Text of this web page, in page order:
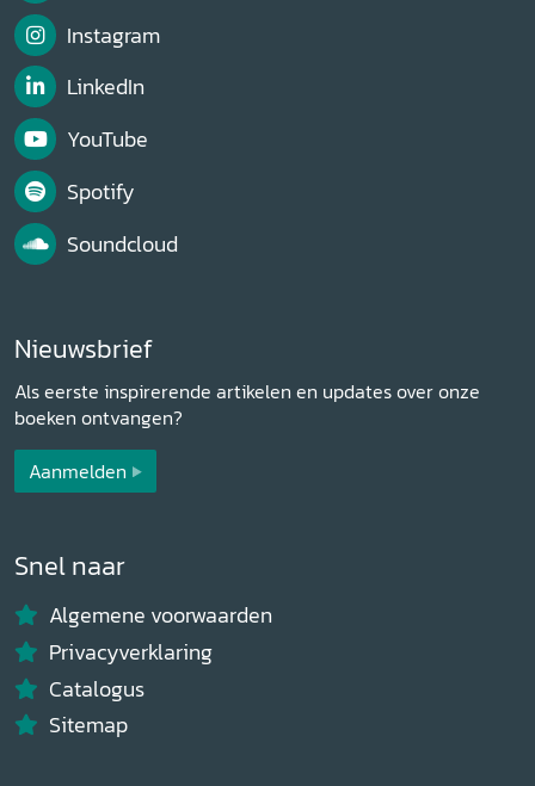
Instagram
LinkedIn
YouTube
Spotify
Soundcloud
Nieuwsbrief
Als eerste inspirerende artikelen en updates over onze
boeken ontvangen?
Aanmelden
Snel naar
Algemene voorwaarden
Privacyverklaring
Catalogus
Sitemap